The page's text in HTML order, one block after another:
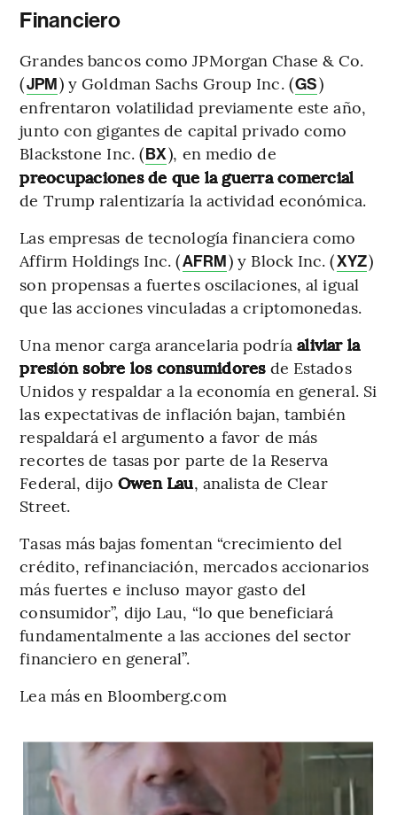
Financiero
Grandes bancos como JPMorgan Chase & Co.
(JPM) y Goldman Sachs Group Inc. (GS)
enfrentaron volatilidad previamente este año,
junto con gigantes de capital privado como
Blackstone Inc. (BX), en medio de
preocupaciones de que la guerra comercial
de Trump ralentizaría la actividad económica.
Las empresas de tecnología financiera como
Affirm Holdings Inc. (AFRM) y Block Inc. (XYZ)
son propensas a fuertes oscilaciones, al igual
que las acciones vinculadas a criptomonedas.
Una menor carga arancelaria podría aliviar la
presión sobre los consumidoresde Estados
Unidos y respaldar a la economía en general. Si
las expectativas de inflación bajan, también
respaldará el argumento a favor de más
recortes de tasas por parte de la Reserva
Federal, dijo Owen Lau, analista de Clear
Street.
Tasas más bajas fomentan “crecimiento del
crédito, refinanciación, mercados accionarios
más fuertes e incluso mayor gasto del
consumidor”, dijo Lau, “lo que beneficiará
fundamentalmente a las acciones del sector
financiero en general”.
Lea más en Bloomberg.com